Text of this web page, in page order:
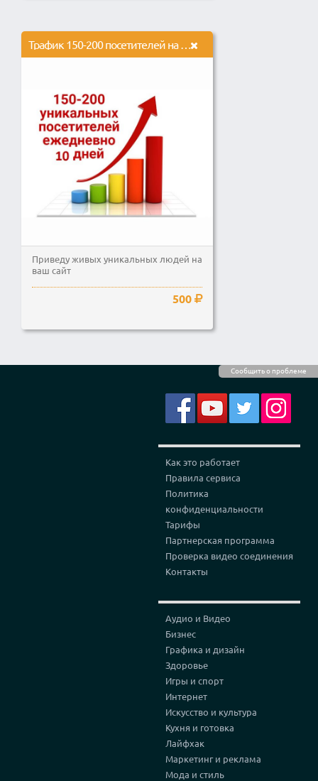
Сообщить о проблеме
Трафик 150-200 посетителей на сайт ежедневно в течение 10 дней
Приведу живых уникальных людей на
ваш сайт
500
Как это работает
Правила сервиса
Политика
конфиденциальности
Тарифы
Партнерская программа
Проверка видео соединения
Контакты
Аудио и Видео
Бизнес
Графика и дизайн
Здоровье
Игры и спорт
Интернет
Искусство и культура
Кухня и готовка
Лайфхак
Маркетинг и реклама
Мода и стиль